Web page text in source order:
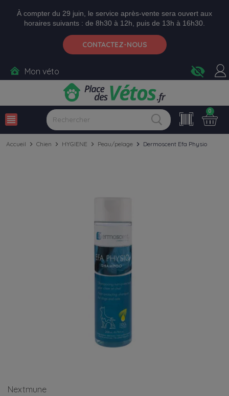
À compter du 29 juin, le service après-vente sera ouvert aux
horaires suivants : de 8h30 à 12h, puis de 13h à 16h30.
CONTACTEZ-NOUS
Mon véto visibility_off
view_headline
0
Accueil chevron_right Chien chevron_right HYGIENE chevron_right Peau/pelage chevron_right Dermoscent Efa Physio
Nextmune